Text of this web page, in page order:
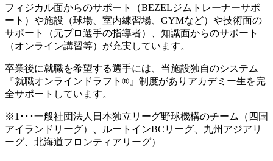
フィジカル面からのサポート（BEZELジムトレーナーサポ
ート）や施設（球場、室内練習場、GYMなど）や技術面の
サポート（元プロ選手の指導者）、知識面からのサポート
（オンライン講習等）が充実しています。
卒業後に就職を希望する選手には、当施設独自のシステム
『就職オンラインドラフト®』制度がありアカデミー生を完
全サポートしています。
※1･･･一般社団法人日本独立リーグ野球機構のチーム（四国
アイランドリーグ）、ルートインBCリーグ、九州アジアリ
ーグ、北海道フロンティアリーグ）